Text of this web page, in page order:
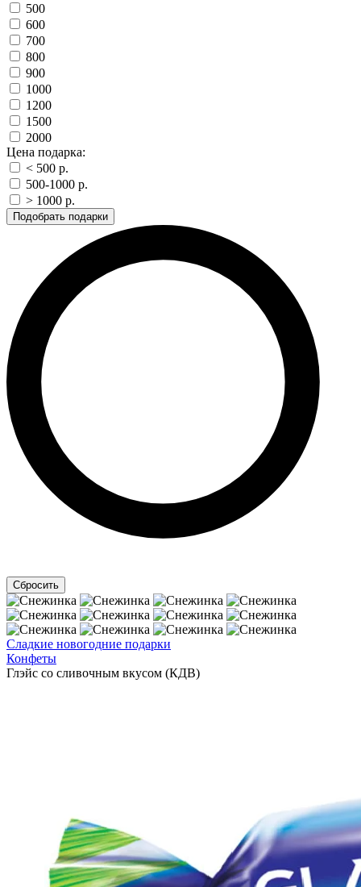
500
600
700
800
900
1000
1200
1500
2000
Цена подарка:
< 500 p.
500-1000 p.
> 1000 p.
Сладкие новогодние подарки
Конфеты
Глэйс со сливочным вкусом (КДВ)